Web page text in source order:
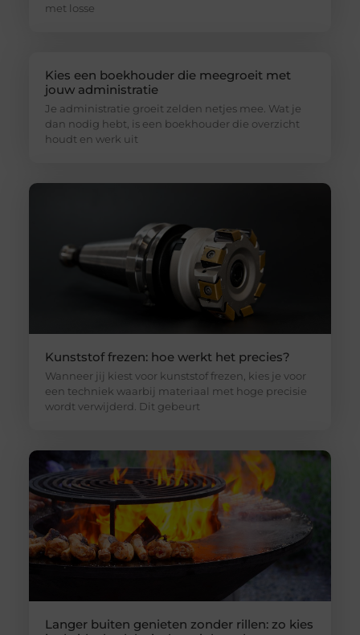
met losse
Kies een boekhouder die meegroeit met
jouw administratie
Je administratie groeit zelden netjes mee. Wat je
dan nodig hebt, is een boekhouder die overzicht
houdt en werk uit
Kunststof frezen: hoe werkt het precies?
Wanneer jij kiest voor kunststof frezen, kies je voor
een techniek waarbij materiaal met hoge precisie
wordt verwijderd. Dit gebeurt
Langer buiten genieten zonder rillen: zo kies